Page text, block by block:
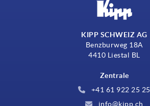
KIPP SCHWEIZ AG
Benzburweg 18A
4410 Liestal BL
Zentrale
+41 61 922 25 25
info@kipp.ch